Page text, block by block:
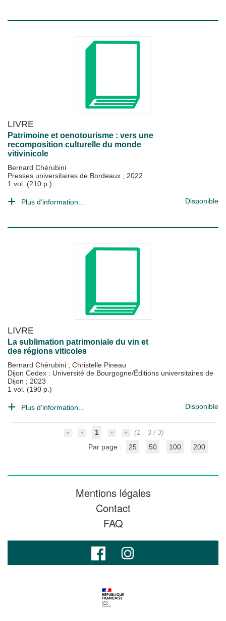
LIVRE
Patrimoine et oenotourisme : vers une
recomposition culturelle du monde
vitivinicole
Bernard Chérubini
Presses universitaires de Bordeaux ; 2022
1 vol. (210 p.)
Plus d'information... Disponible
LIVRE
La sublimation patrimoniale du vin et
des régions viticoles
Bernard Chérubini ; Christelle Pineau
Dijon Cedex : Université de Bourgogne/Éditions universitaires de
Dijon ; 2023
1 vol. (190 p.)
Plus d'information... Disponible
1
(1 - 3 / 3)
Par page :
25 50 100 200
Mentions légales
Contact
FAQ